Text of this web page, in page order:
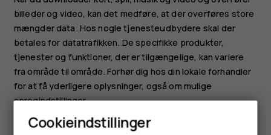
billeder og video, kan det medføre, at der overføres store
mængder data. Hos nogle tjenesteudbydere skal der
betales for datatrafikken. De specifikke produkter,
tjenester og funktioner, der er tilgængelige, kan variere
fra område til område. Forhør dig hos din lokale forhandler
for at få yderligere oplysninger, også om mulige
sprogindstillinger.
Visse funktioner, funktionaliteter og
Cookieindstillinger